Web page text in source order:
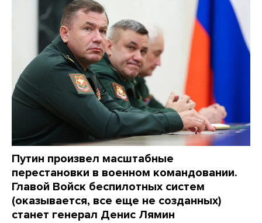
Путин произвел масштабные
перестановки в военном командовании.
Главой Войск беспилотных систем
(оказывается, все еще не созданных)
станет генерал Денис Лямин